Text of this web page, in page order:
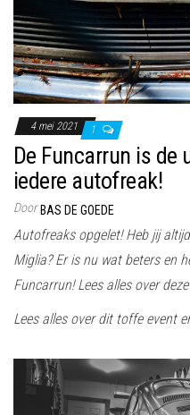
4 mei 2021 1
De Funcarrun is de
iedere autofreak!
Door BAS DE GOEDE
Autofreaks opgelet! Heb jij
Miglia? Er is nu wat beters en
Funcarrun! Lees alles over
Lees alles over dit toffe event